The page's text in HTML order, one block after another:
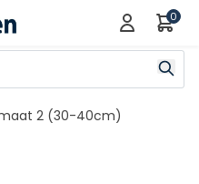
0
2 (30-40cm)